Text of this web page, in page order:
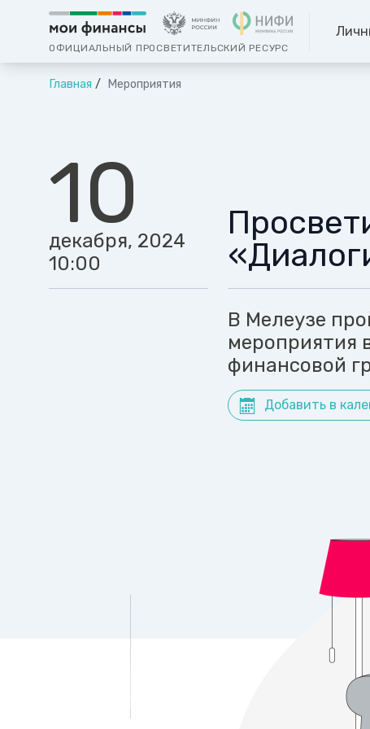
ОФИЦИАЛЬНЫЙ ПРОСВЕТИТЕЛЬСКИЙ РЕСУРС
Главная Мероприятия
10
декабря, 2024
10:00
В Мелеузе
мероприятия
финансовой
Добавить в